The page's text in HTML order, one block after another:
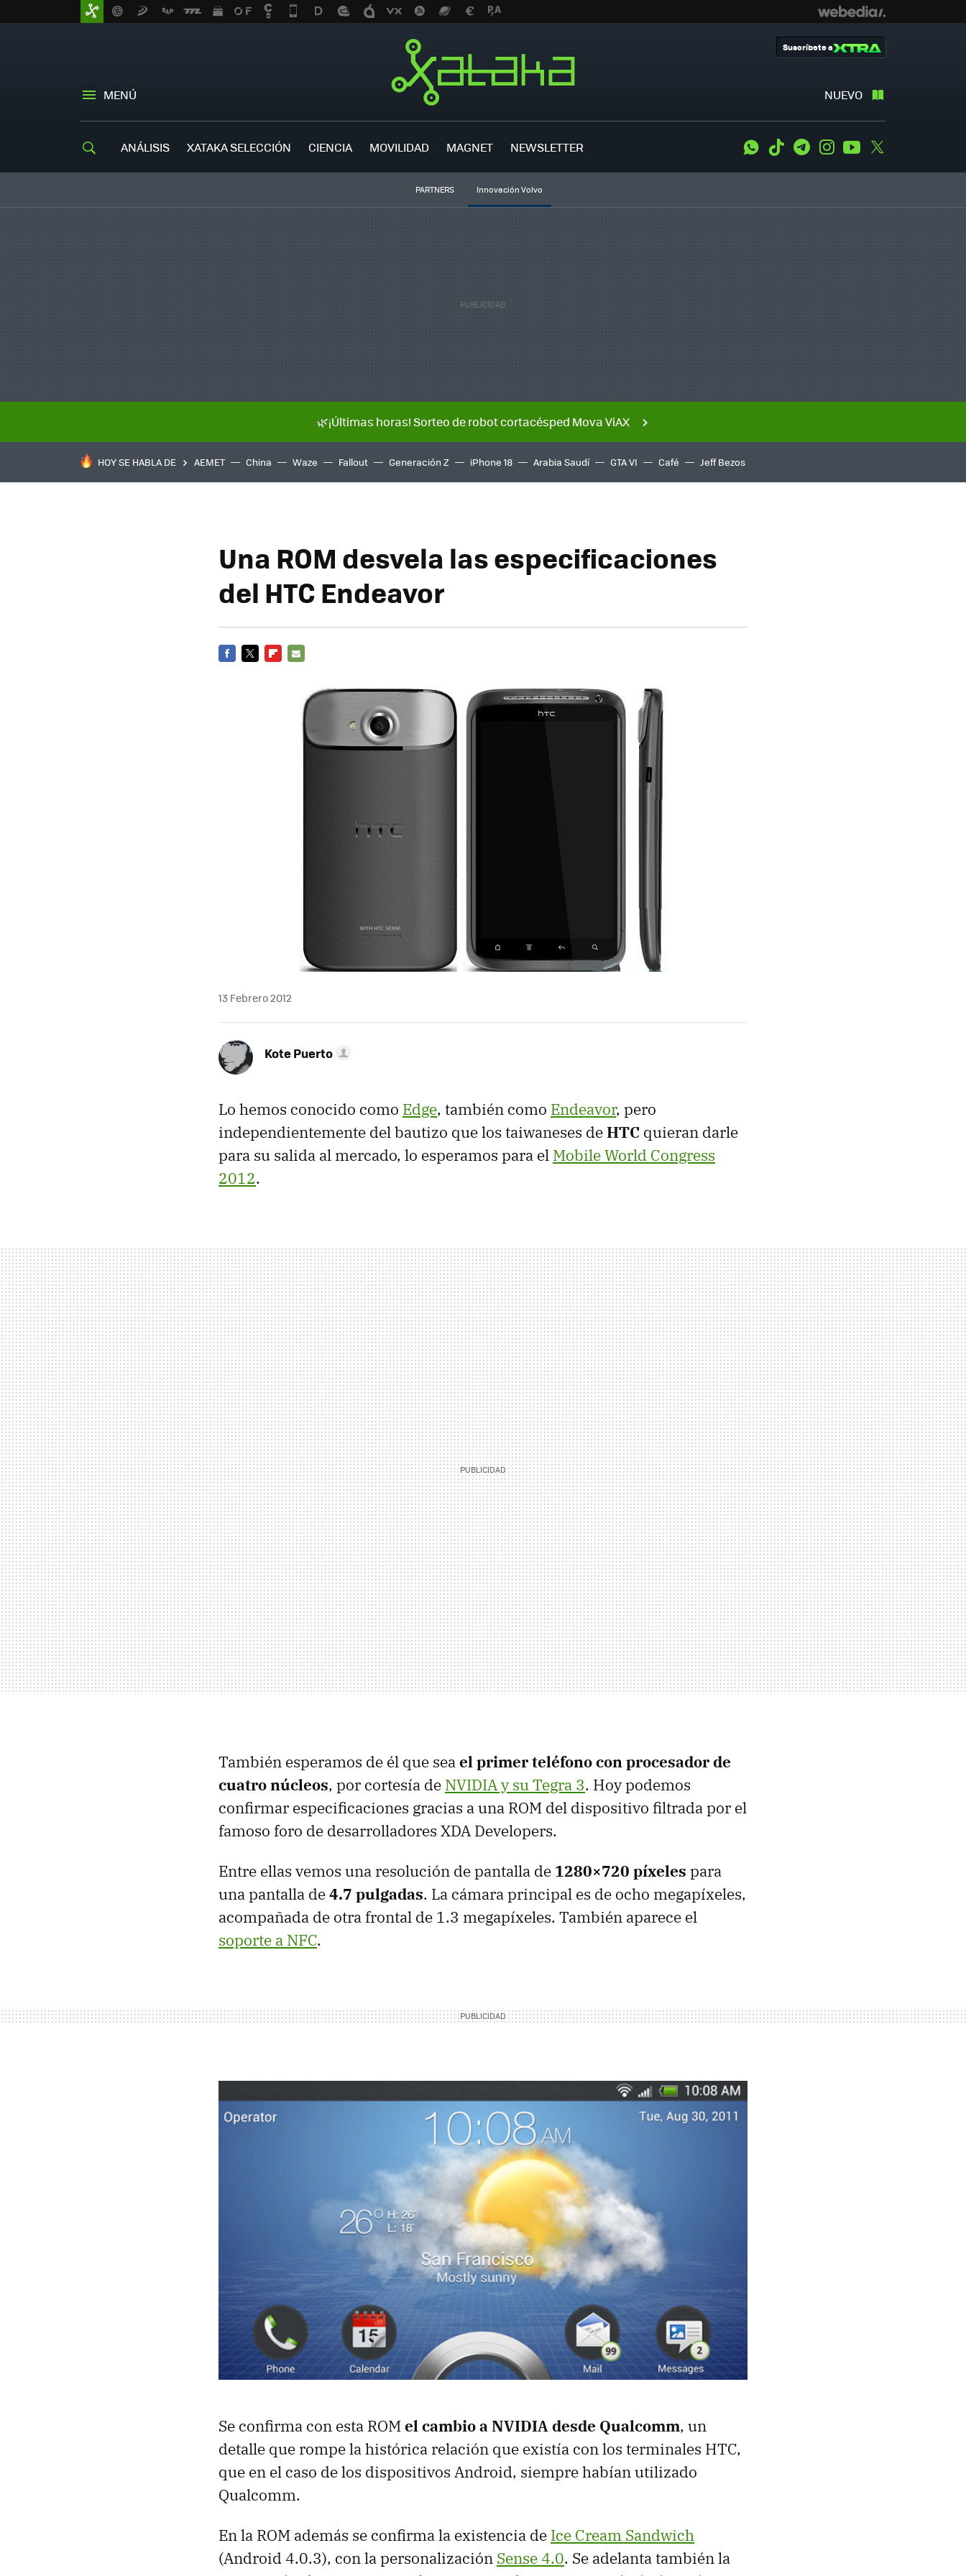
MENÚ NUEVO
Suscríbete a
ANÁLISIS XATAKA SELECCIÓN CIENCIA MOVILIDAD MAGNET NEWSLETTER WhatsApp
Tiktok TelegramInstagramYoutube
PARTNERS Innovación Volvo
🌿¡Últimas horas! Sorteo de robot cortacésped Mova ViAX
HOY SE HABLA DE AEMET China Waze Fallout Generación Z iPhone 18 Arabia Saudí GTA VI Café Jeff Bezos
Una ROM desvela las especificaciones
del HTC Endeavor
13 Febrero 2012
Kote Puerto
Lo hemos conocido como Edge, también como Endeavor, pero
independientemente del bautizo que los taiwaneses deHTC quieran darle
para su salida al mercado, lo esperamos para el Mobile World Congress
2012.
También esperamos de él que seael primer teléfono con procesador de
cuatro núcleos, por cortesía de NVIDIAy su Tegra 3. Hoy podemos
confirmar especificaciones gracias a una ROM del dispositivo filtrada por el
famoso foro de desarrolladores XDA Developers.
Entre ellas vemos una resolución de pantalla de 1280×720 píxeles para
una pantalla de4.7 pulgadas. La cámara principal es de ocho megapíxeles,
acompañada de otra frontal de 1.3 megapíxeles. También aparece el
soporte a NFC.
Se confirma con esta ROMel cambio a NVIDIAdesde Qualcomm, un
detalle que rompe la histórica relación que existía con los terminales HTC,
que en el caso de los dispositivos Android, siempre habían utilizado
Qualcomm.
En la ROM además se confirma la existencia de Ice Cream Sandwich
(Android 4.0.3), con la personalización Sense 4.0. Se adelanta también la